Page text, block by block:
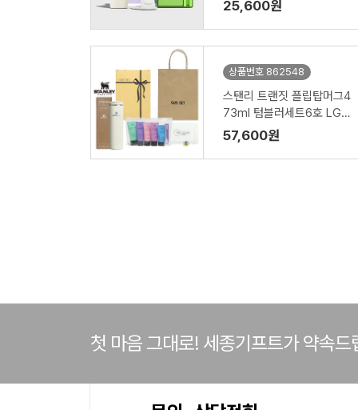
25,600원
상품번호 862548
스탠리 트랜짓 플립탑머그4
73ml 텀블러세트6호 LG
미니스8종 치실 바디스펀지
쇼핑백포함
57,600원
첫 마음 그대로! 세종기프트가 약속드